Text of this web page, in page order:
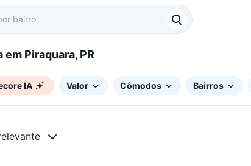
venda em Piraquara, PR
IA Valor Cômodos Bairros